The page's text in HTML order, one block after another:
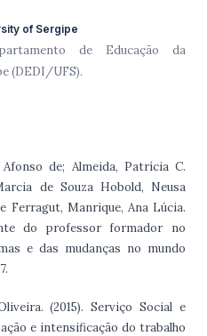
of Sergipe
de Educação da
(DEDI/UFS).
de; Almeida, Patrícia C.
de Souza Hobold, Neusa
Ferragut, Manrique, Ana Lúcia.
do professor formador no
e das mudanças no mundo
(2015). Serviço Social e
e intensificação do trabalho